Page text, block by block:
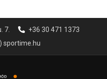
7.
+36 30 471 1373
sportime.hu